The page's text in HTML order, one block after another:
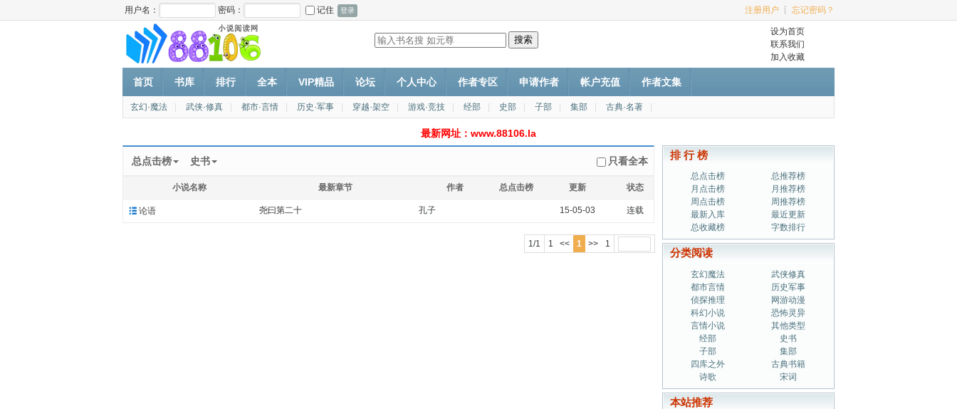
用户名： 密码： 记住 注册用户 ┊ 忘记密码？
设为首页
联系我们
加入收藏
首页 书库 排行 全本 VIP精品 论坛 个人中心 作者专区 申请作者 帐户充值 作者文集
玄幻·魔法 武侠·修真 都市·言情 历史·军事 穿越·架空 游戏·竞技 经部 史部 子部 集部 古典·名著
最新网址：www.88106.la
总点击榜 史书 只看全本
小说名称 最新章节 作者 总点击榜 更新 状态
 论语 尧曰第二十 孔子 15-05-03 连载
1/1 1 << 1 >> 1
排 行 榜
总点击榜
总推荐榜
月点击榜
月推荐榜
周点击榜
周推荐榜
最新入库
最近更新
总收藏榜
字数排行
分类阅读
玄幻魔法
武侠修真
都市言情
历史军事
侦探推理
网游动漫
科幻小说
恐怖灵异
言情小说
其他类型
经部
史书
子部
集部
四库之外
古典书籍
诗歌
宋词
本站推荐